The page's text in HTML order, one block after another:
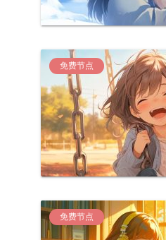
免费节点
免费节点